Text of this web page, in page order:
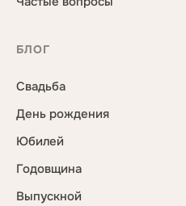
БЛОГ
Свадьба
День рождения
Юбилей
Годовщина
Выпускной